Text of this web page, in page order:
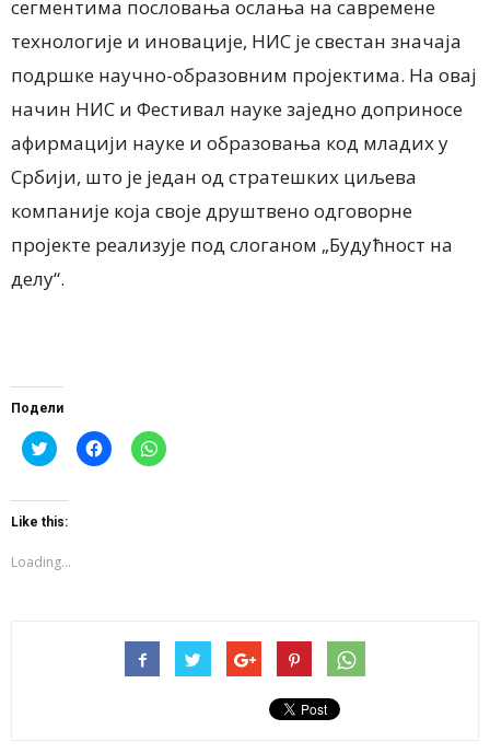
сегментима пословања ослања на савремене
технологије и иновације, НИС је свестан значаја
подршке научно-образовним пројектима. На овај
начин НИС и Фестивал науке заједно доприносе
афирмацији науке и образовања код младих у
Србији, што је један од стратешких циљева
компаније која своје друштвено одговорне
пројекте реализује под слоганом „Будућност на
делу“.
Подели
Click
to
Twitter
(Opens
in
window)
Click
to
Click
to
Like this:
Loading...